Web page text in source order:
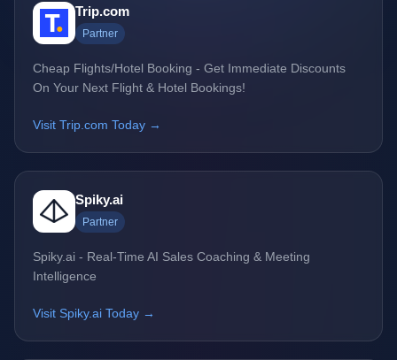
Trip.com
Partner
Cheap Flights/Hotel Booking - Get Immediate Discounts
On Your Next Flight & Hotel Bookings!
Visit Trip.com Today →
Spiky.ai
Partner
Spiky.ai - Real-Time AI Sales Coaching & Meeting
Intelligence
Visit Spiky.ai Today →